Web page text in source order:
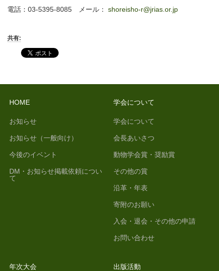
電話：03-5395-8085 メール： shoreisho-r@jrias.or.jp
共有:
HOME
お知らせ
お知らせ（一般向け）
今後のイベント
DM・お知らせ掲載依頼につい
て
学会について
学会について
会長あいさつ
動物学会賞・奨励賞
その他の賞
沿革・年表
寄附のお願い
入会・退会・その他の申請
お問い合わせ
年次大会 出版活動